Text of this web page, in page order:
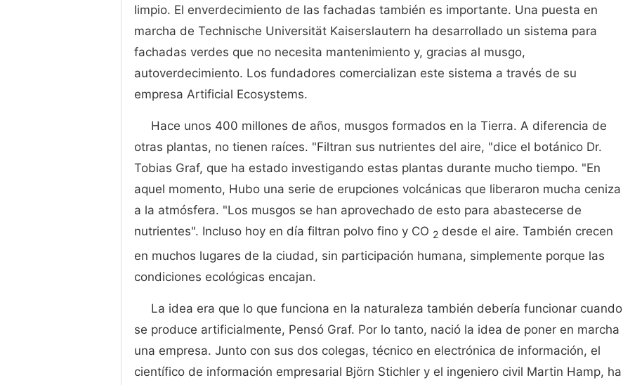
limpio. El enverdecimiento de las fachadas también es importante. Una puesta en
marcha de Technische Universität Kaiserslautern ha desarrollado un sistema para
fachadas verdes que no necesita mantenimiento y, gracias al musgo,
autoverdecimiento. Los fundadores comercializan este sistema a través de su
empresa Artificial Ecosystems.
Hace unos 400 millones de años, musgos formados en la Tierra. A diferencia de
otras plantas, no tienen raíces. "Filtran sus nutrientes del aire, "dice el botánico Dr.
Tobias Graf, que ha estado investigando estas plantas durante mucho tiempo. "En
aquel momento, Hubo una serie de erupciones volcánicas que liberaron mucha ceniza
a la atmósfera. "Los musgos se han aprovechado de esto para abastecerse de
nutrientes". Incluso hoy en día filtran polvo fino y CO 2 desde el aire. También crecen
en muchos lugares de la ciudad, sin participación humana, simplemente porque las
condiciones ecológicas encajan.
La idea era que lo que funciona en la naturaleza también debería funcionar cuando
se produce artificialmente, Pensó Graf. Por lo tanto, nació la idea de poner en marcha
una empresa. Junto con sus dos colegas, técnico en electrónica de información, el
científico de información empresarial Björn Stichler y el ingeniero civil Martin Hamp, ha